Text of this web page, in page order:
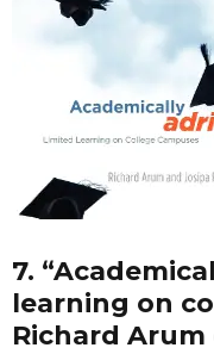
7.
learning on
Richard Arum